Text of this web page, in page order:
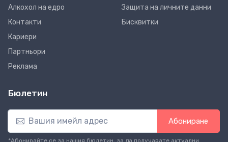
Алкохол на едро
Контакти
Кариери
Партньори
Реклама
Защита на личните данни
Бисквитки
Бюлетин
Абониране
*Абонирайте се за нашия бюлетин, за да получавате актуални